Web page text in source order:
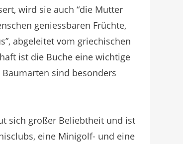
wird sie auch “die Mutter
geniessbaren Früchte,
abgeleitet vom griechischen
ist die Buche eine wichtige
sind besonders
sich großer Beliebtheit und ist
eine Minigolf- und eine